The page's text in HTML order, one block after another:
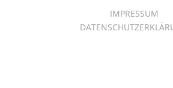
IMPRESSUM